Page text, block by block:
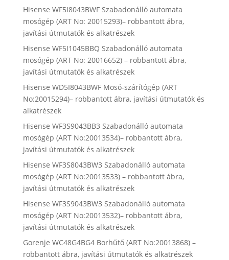
Hisense WF5I8043BWF Szabadonálló automata
mosógép (ART No: 20015293)– robbantott ábra,
javítási útmutatók és alkatrészek
Hisense WF5I1045BBQ Szabadonálló automata
mosógép (ART No: 20016652) – robbantott ábra,
javítási útmutatók és alkatrészek
Hisense WD5I8043BWF Mosó-szárítógép (ART
No:20015294)– robbantott ábra, javítási útmutatók és
alkatrészek
Hisense WF3S9043BB3 Szabadonálló automata
mosógép (ART No:20013534)– robbantott ábra,
javítási útmutatók és alkatrészek
Hisense WF3S8043BW3 Szabadonálló automata
mosógép (ART No:20013533) – robbantott ábra,
javítási útmutatók és alkatrészek
Hisense WF3S9043BW3 Szabadonálló automata
mosógép (ART No:20013532)– robbantott ábra,
javítási útmutatók és alkatrészek
Gorenje WC48G4BG4 Borhűtő (ART No:20013868) –
robbantott ábra, javítási útmutatók és alkatrészek